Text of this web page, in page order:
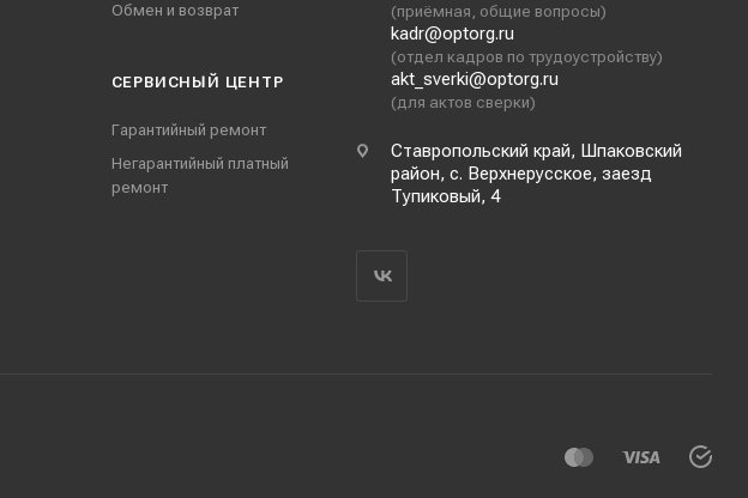
Обмен и возврат
СЕРВИСНЫЙ ЦЕНТР
Гарантийный ремонт
Негарантийный платный
ремонт
(приёмная, общие вопросы)
kadr@optorg.ru
(отдел кадров по трудоустройству)
akt_sverki@optorg.ru
(для актов сверки)
Ставропольский край, Шпаковский
район, с. Верхнерусское, заезд
Тупиковый, 4